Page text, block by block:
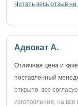
Читать весь отзыв
Адвокат А.
Отличная цена и
поставленный
открыто, все
изготовления, на